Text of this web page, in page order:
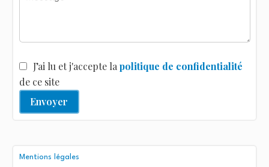
J’ai lu et j'accepte lapolitique de confidentialité
de ce site
Envoyer
Mentions légales